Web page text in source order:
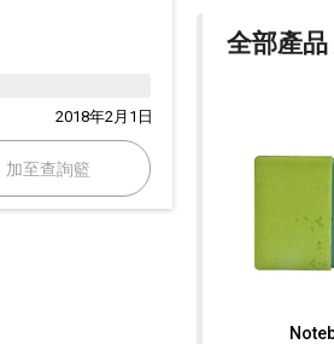
2018年2月1日
加至查詢籃
全部產品